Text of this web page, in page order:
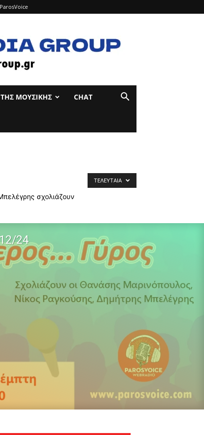
ΤΉΣ ΜΟΥΣΙΚΉΣ CHAT
σχολιάζουν
ΤΕΛΕΥΤΑΊΑ
24